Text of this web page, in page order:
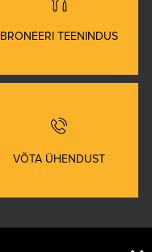
BRONEERI TEENINDUS
VÕTA ÜHENDUST